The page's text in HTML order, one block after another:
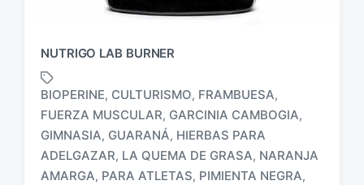
NUTRIGO LAB BURNER
t
i
BIOPERINE, CULTURISMO, FRAMBUESA,
FUERZA MUSCULAR, GARCINIA CAMBOGIA,
GIMNASIA, GUARANÁ, HIERBAS PARA
ADELGAZAR, LA QUEMA DE GRASA, NARANJA
AMARGA, PARA ATLETAS, PIMIENTA NEGRA,